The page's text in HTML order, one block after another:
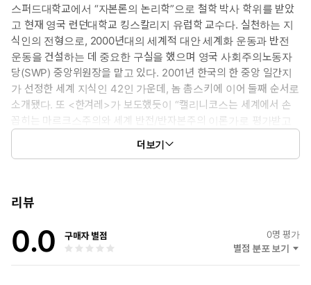
스퍼드대학교에서 “자본론의 논리학”으로 철학 박사 학위를 받았
고 현재 영국 런던대학교 킹스칼리지 유럽학 교수다. 실천하는 지
식인의 전형으로, 2000년대의 세계적 대안 세계화 운동과 반전
운동을 건설하는 데 중요한 구실을 했으며 영국 사회주의노동자
당(SWP) 중앙위원장을 맡고 있다. 2001년 한국의 한 중앙 일간지
가 선정한 세계 지식인 42인 가운데, 놈 촘스키에 이어 둘째 순서로
소개됐다. 또 <한겨레>가 보도했듯이 “캘리니코스는 세계에서 손
꼽히는 마르크스주의와 세계 반전/반자본주의 이론가로 평가받고
캘리니코스가 쓴 《카를 마르크스의 혁명적 사상》은 한국 대학
《포스트모더니즘: 마르크스주의의 비판》, 《브렉시트와 유럽
저), 《제3의 길은 없다》, 《평등》, 《사회이론의 역사》, 《현
대철학의 두 가지 전통과 마르크스주의》, 《이론과 서사》 등
수십 권의 저서가 번역돼 있다.
더보기
리뷰
0.0 구매자 별점 0명 평가
별점 분포 보기